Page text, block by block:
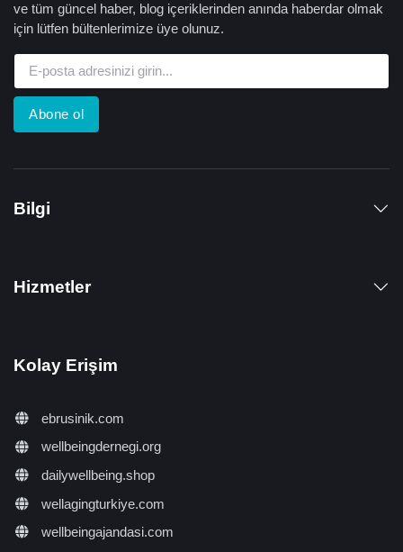
ve tüm güncel haber, blog içeriklerinden anında haberdar olmak
için lütfen bültenlerimize üye olunuz.
Abone ol
Bilgi
Hizmetler
Kolay Erişim
ebrusinik.com
wellbeingdernegi.org
dailywellbeing.shop
wellagingturkiye.com
wellbeingajandasi.com